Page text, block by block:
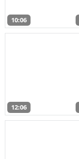
10:06
12:06